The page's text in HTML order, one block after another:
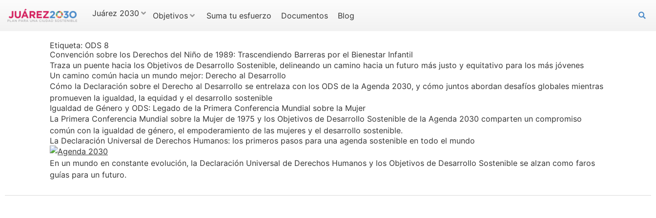
Juárez 2030 Objetivos Suma tu esfuerzo Documentos Blog
Etiqueta: ODS 8
Convención sobre los Derechos del Niño de 1989: Trascendiendo Barreras por el Bienestar Infantil
Traza un puente hacia los Objetivos de Desarrollo Sostenible, delineando un camino hacia un futuro más justo y equitativo para los más jóvenes
Un camino común hacia un mundo mejor: Derecho al Desarrollo
Cómo la Declaración sobre el Derecho al Desarrollo se entrelaza con los ODS de la Agenda 2030, y cómo juntos abordan desafíos globales mientras
promueven la igualdad, la equidad y el desarrollo sostenible
Igualdad de Género y ODS: Legado de la Primera Conferencia Mundial sobre la Mujer
La Primera Conferencia Mundial sobre la Mujer de 1975 y los Objetivos de Desarrollo Sostenible de la Agenda 2030 comparten un compromiso
común con la igualdad de género, el empoderamiento de las mujeres y el desarrollo sostenible.
La Declaración Universal de Derechos Humanos: los primeros pasos para una agenda sostenible en todo el mundo
En un mundo en constante evolución, la Declaración Universal de Derechos Humanos y los Objetivos de Desarrollo Sostenible se alzan como faros
guías para un futuro.